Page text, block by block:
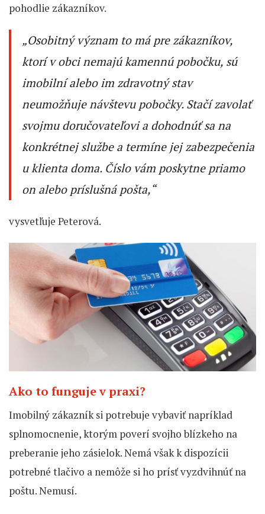
pohodlie zákazníkov.
„Osobitný význam to má pre zákazníkov,
ktorí v obci nemajú kamennú pobočku, sú
imobilní alebo im zdravotný stav
neumožňuje návštevu pobočky. Stačí zavolať
svojmu doručovateľovi a dohodnúť sa na
konkrétnej službe a termíne jej zabezpečenia
u klienta doma. Číslo vám poskytne priamo
on alebo príslušná pošta,“
vysvetľuje Peterová.
Ako to funguje v praxi?
Imobilný zákazník si potrebuje vybaviť napríklad
splnomocnenie, ktorým poverí svojho blízkeho na
preberanie jeho zásielok. Nemá však k dispozícii
potrebné tlačivo a nemôže si ho prísť vyzdvihnúť na
poštu. Nemusí.